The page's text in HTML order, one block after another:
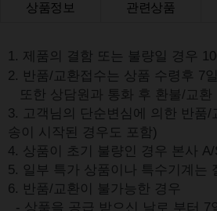
상품정보 관련상품
1. 제품의 결함 또는 불량일 경우
2. 반품/교환접수는 상품 수령후 7
또한 상담원과 통화 후 환불/교
3. 고객님의 단순변심에 의한 반품/
송이 시작된 경우도 포함)
4. 상품이 초기 불량인 경우 본사
5. 일부 특가 상품이나 특수기계는
6. 반품/교환이 불가능한 경우
- 상품을 공급 받으신 날로 부터 7